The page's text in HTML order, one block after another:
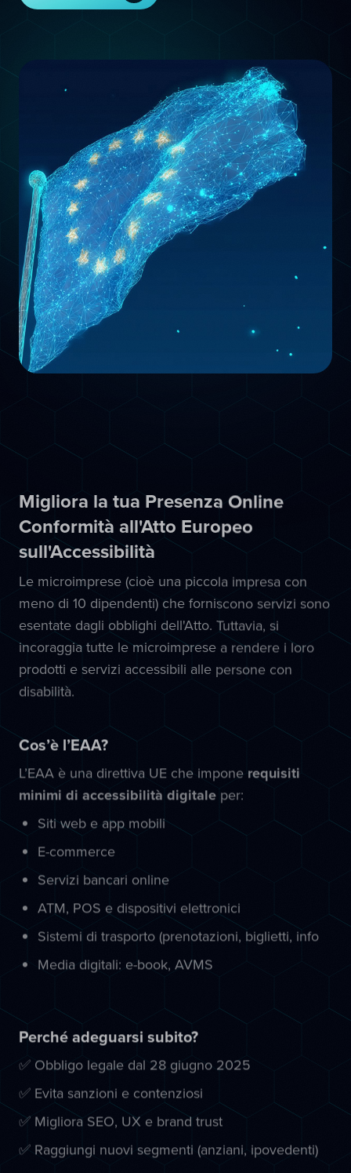
Migliora la tua Presenza Online
Conformità all'Atto Europeo
sull'Accessibilità
Le microimprese (cioè una piccola impresa con
meno di 10 dipendenti) che forniscono servizi sono
esentate dagli obblighi dell'Atto. Tuttavia, si
incoraggia tutte le microimprese a rendere i loro
prodotti e servizi accessibili alle persone con
disabilità.
Cos’è l’EAA?
L’EAA è una direttiva UE che impone requisiti
minimi di accessibilità digitale per:
Siti web e app mobili
E-commerce
Servizi bancari online
ATM, POS e dispositivi elettronici
Sistemi di trasporto (prenotazioni, biglietti, info
Media digitali: e-book, AVMS
Perché adeguarsi subito?
✅ Obbligo legale dal 28 giugno 2025
✅ Evita sanzioni e contenziosi
✅ Migliora SEO, UX e brand trust
✅ Raggiungi nuovi segmenti (anziani, ipovedenti)